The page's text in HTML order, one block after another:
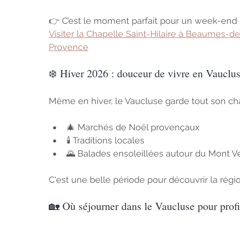
👉 C’est le moment parfait pour un week-
Visiter la Chapelle Saint-Hilaire à Beaumes-
Provence
❄️ Hiver 2026 : douceur de vivre en
Même en hiver, le Vaucluse garde tout son
🎄 Marchés de Noël provençaux
🕯️ Traditions locales
🌄 Balades ensoleillées autour du Mont
C'est une belle période pour découvrir la
🏡 Où séjourner dans le Vaucluse pour